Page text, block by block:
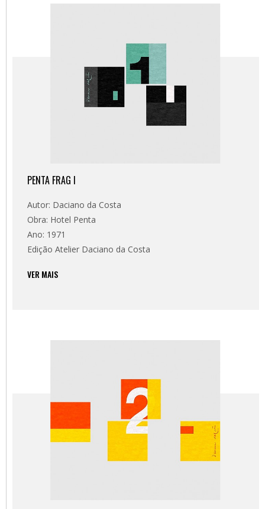
PENTA FRAG I
Autor: Daciano da Costa
Obra: Hotel Penta
Ano: 1971
Edição Atelier Daciano da Costa
VER MAIS